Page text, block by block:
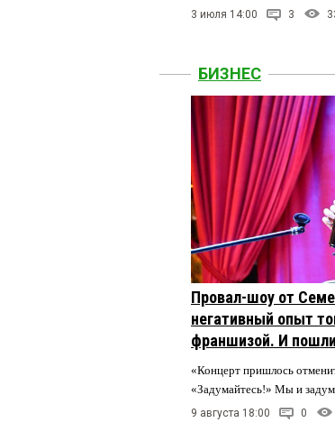
3 июля 14:00 3
БИЗНЕС
Провал-шоу от
негативный опыт
франшизой. И
«Концерт пришлось
«Задумайтесь!» Мы и
9 августа 18:00 0